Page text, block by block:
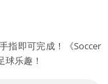
指即可完成！《Soccer
乐趣！